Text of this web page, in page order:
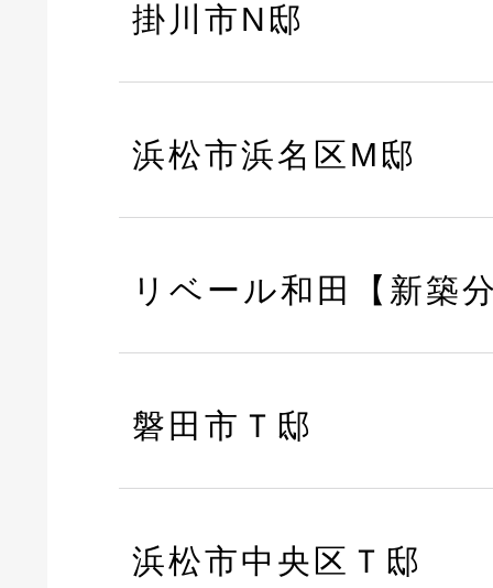
掛川市N邸
浜松市浜名区M邸
リベール和田【新築
磐田市Ｔ邸
浜松市中央区Ｔ邸